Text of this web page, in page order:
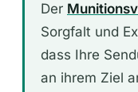
Der
Sorgfalt und
dass Ihre
an ihrem Ziel